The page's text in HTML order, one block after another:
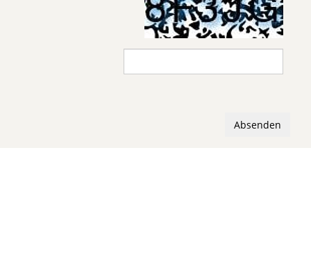
Absenden